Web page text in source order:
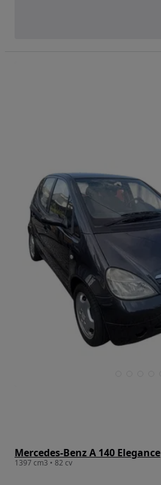
Mercedes-Benz A 140 Elegance
1397 cm3 • 82 cv